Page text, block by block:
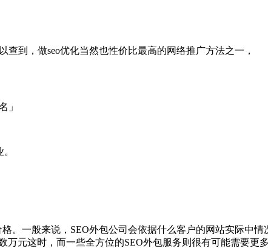
到，做seo优化当然也性价比最高的网络推广方法之一，
」
。一般来说，SEO外包公司会依据什么客户的网站实际中
元这时，而一些全方位的SEO外包服务则很有可能需要更